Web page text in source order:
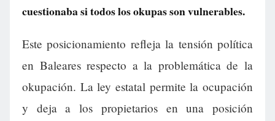
cuestionaba si todos los okupas son vulnerables.
Este posicionamiento refleja la tensión política
en Baleares respecto a la problemática de la
okupación. La ley estatal permite la ocupación
y deja a los propietarios en una posición